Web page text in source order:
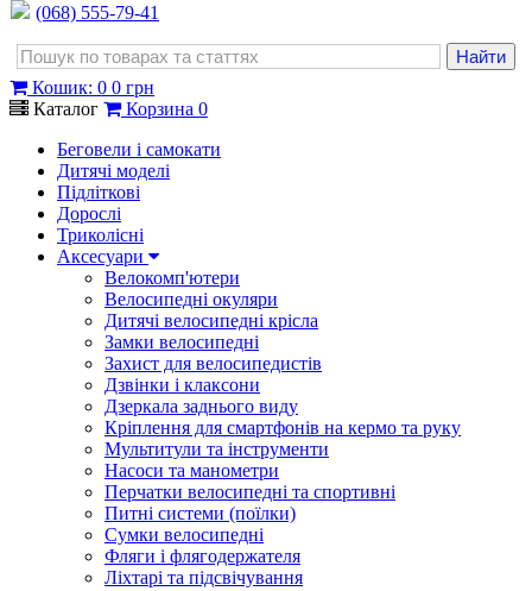
(068) 555-79-41
Кошик: 0 0 грн
Каталог
Корзина 0
Беговели і самокати
Дитячі моделі
Підліткові
Дорослі
Триколісні
Аксесуари
Велокомп'ютери
Велосипедні окуляри
Дитячі велосипедні крісла
Замки велосипедні
Захист для велосипедистів
Дзвінки і клаксони
Дзеркала заднього виду
Кріплення для смартфонів на кермо та руку
Мультитули та інструменти
Насоси та манометри
Перчатки велосипедні та спортивні
Питні системи (поїлки)
Сумки велосипедні
Фляги і флягодержателя
Ліхтарі та підсвічування